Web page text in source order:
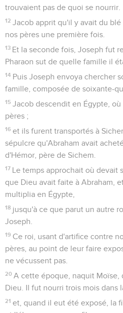
trouvaient pas de quoi se nourrir.
12 Jacob apprit qu'il y avait du
nos pères une première fois.
13 Et la seconde fois, Joseph fut
Pharaon sut de quelle famille il
14 Puis Joseph envoya chercher
famille, composée de soixante-
15 Jacob descendit en Égypte,
pères ;
16 et ils furent transportés à
sépulcre qu'Abraham avait
d'Hémor, père de Sichem.
17 Le temps approchait où devait
que Dieu avait faite à Abraham,
multiplia en Égypte,
18 jusqu'à ce que parut un autre
Joseph.
19 Ce roi, usant d'artifice contre
pères, au point de leur faire
ne vécussent pas.
20 A cette époque, naquit Moïse,
Dieu. Il fut nourri trois mois dans
21 et, quand il eut été exposé, la